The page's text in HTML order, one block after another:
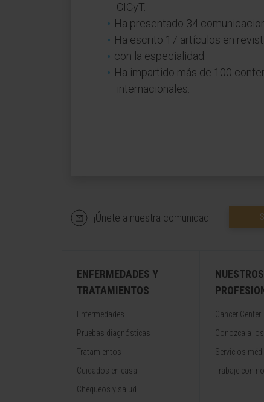
CICyT.
Ha presentado 34
Ha escrito 17 artículos en
con la especialidad.
Ha impartido más de 100
internacionales.
¡Únete a nuestra comunidad!
ENFERMEDADES Y
TRATAMIENTOS
Enfermedades
Pruebas diagnósticas
Tratamientos
Cuidados en casa
Chequeos y salud
NUESTROS
Cancer Center
Conozca a
Servicios
Trabaje con